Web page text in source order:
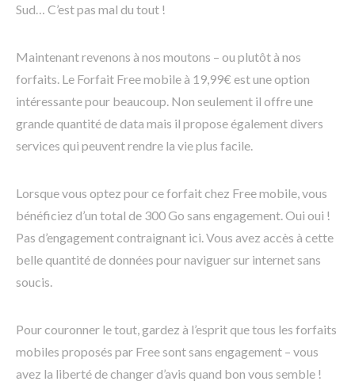
Sud… C’est pas mal du tout !
Maintenant revenons à nos moutons – ou plutôt à nos
forfaits. Le Forfait Free mobile à 19,99€ est une option
intéressante pour beaucoup. Non seulement il offre une
grande quantité de data mais il propose également divers
services qui peuvent rendre la vie plus facile.
Lorsque vous optez pour ce forfait chez Free mobile, vous
bénéficiez d’un total de 300 Go sans engagement. Oui oui !
Pas d’engagement contraignant ici. Vous avez accès à cette
belle quantité de données pour naviguer sur internet sans
soucis.
Pour couronner le tout, gardez à l’esprit que tous les forfaits
mobiles proposés par Free sont sans engagement – vous
avez la liberté de changer d’avis quand bon vous semble !